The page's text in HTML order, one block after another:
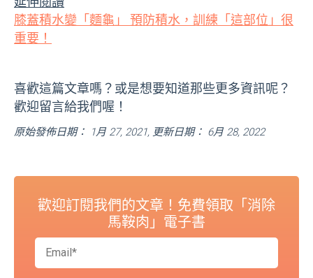
膝蓋積水變「麵龜」 預防積水，訓練「這部位」很
重要！
喜歡這篇文章嗎？或是想要知道那些更多資訊呢？
歡迎留言給我們喔！
原始發佈日期： 1月 27, 2021, 更新日期： 6月 28, 2022
歡迎訂閱我們的文章！免費領取「消除
馬鞍肉」電子書